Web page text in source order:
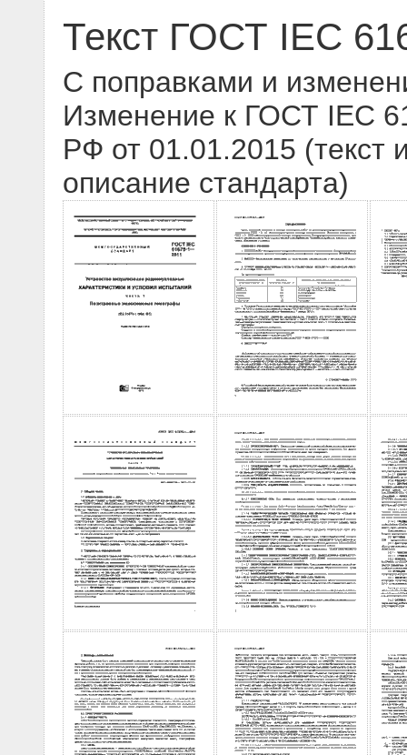
Текст ГОСТ IEC
С поправками и
Изменение к ГОСТ IEC
РФ от 01.01.2015 (текст
описание стандарта)